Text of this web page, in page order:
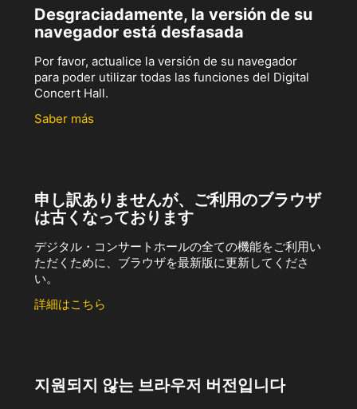
Desgraciadamente, la versión de su
navegador está desfasada
Por favor, actualice la versión de su navegador
para poder utilizar todas las funciones del Digital
Concert Hall.
Saber más
申し訳ありませんが、ご利用のブラウザ
は古くなっております
デジタル・コンサートホールの全ての機能をご利用い
ただくために、ブラウザを最新版に更新してくださ
い。
詳細はこちら
지원되지 않는 브라우저 버전입니다